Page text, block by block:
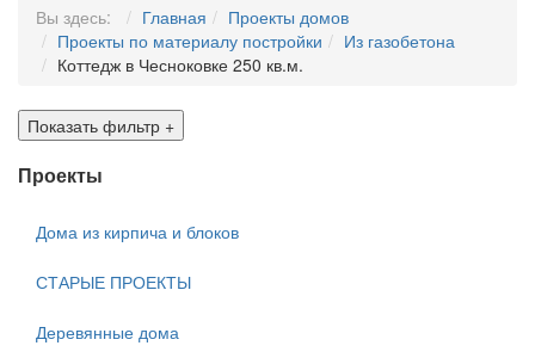
Вы здесь: Главная
Проекты домов
Проекты по материалу постройки
Из газобетона
Коттедж в Чесноковке 250 кв.м.
Показать фильтр +
Проекты
Дома из кирпича и блоков
СТАРЫЕ ПРОЕКТЫ
Деревянные дома